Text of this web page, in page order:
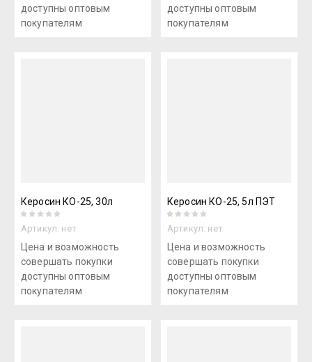
доступны оптовым
покупателям
доступны оптовым
покупателям
Керосин КО-25, 30л
Артикул: нет
Цена и возможность
совершать покупки
доступны оптовым
покупателям
Керосин КО-25, 5л ПЭТ
Артикул: нет
Цена и возможность
совершать покупки
доступны оптовым
покупателям